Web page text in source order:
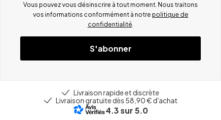
Vous pouvez vous désinscrire à tout moment. Nous traitons
vos informations conformément à notre politique de
confidentialité
S'abonner
Livraison rapide et discrète
Livraison gratuite dès 58,90 € d'achat
4.3sur 5.0